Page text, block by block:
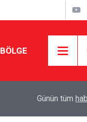
BÖLGE
TFF inceledi:Günün tüm